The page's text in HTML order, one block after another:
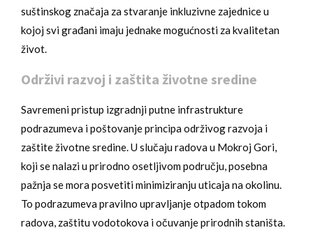
suštinskog značaja za stvaranje inkluzivne zajednice u
kojoj svi građani imaju jednake mogućnosti za kvalitetan
život.
Održivi razvoj i zaštita životne sredine
Savremeni pristup izgradnji putne infrastrukture
podrazumeva i poštovanje principa održivog razvoja i
zaštite životne sredine. U slučaju radova u Mokroj Gori,
koji se nalazi u prirodno osetljivom području, posebna
pažnja se mora posvetiti minimiziranju uticaja na okolinu.
To podrazumeva pravilno upravljanje otpadom tokom
radova, zaštitu vodotokova i očuvanje prirodnih staništa.